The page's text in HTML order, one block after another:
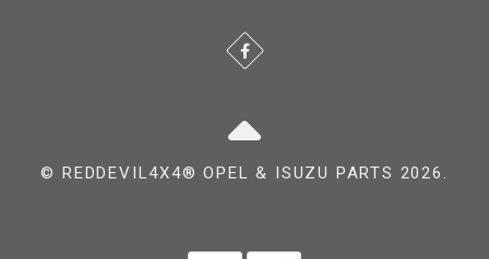
© REDDEVIL4X4® OPEL & ISUZU PARTS 2026.